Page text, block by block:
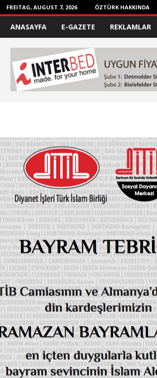
FREITAG, AUGUST 7, 2026 ÖZTÜRK HAKKINDA
ANASAYFA E-GAZETE REKLAMLAR